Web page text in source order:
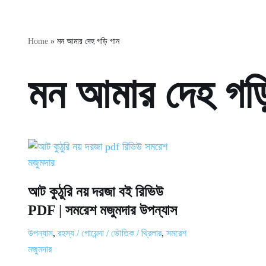
Home » মন আমার দেহ গড়ি গান
মন আমার দেহ
আট কুঠুরি নয় দরজা বই রিভিউ
PDF | সমরেশ মজুমদার উপন্যাস
উপন্যাস, রহস্য / গোয়েন্দা / ভৌতিক / থ্রিলার, সমরেশ
মজুমদার